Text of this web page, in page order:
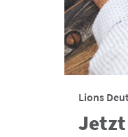
Lions
Jetzt